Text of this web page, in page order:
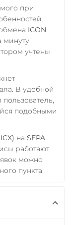
при
ICON
минуту,
учтены
В удобной
подобными
на SEPA
работают
можно
пункта.